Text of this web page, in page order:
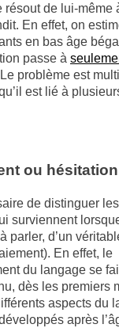
résout de lui-même
En effet, on
en bas âge
passe à
problème est
est lié à
ou
de distinguer
surviennent
parler, d’un
En effet, le
du langage se
dès les premiers
aspects du
après